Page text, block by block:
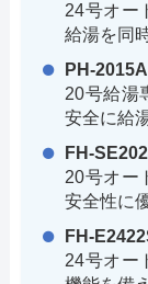
24号オー
給湯を同
PH-2015A
20号給湯
安全に給
FH-
20号オー
安全性に
FH-
24号オー